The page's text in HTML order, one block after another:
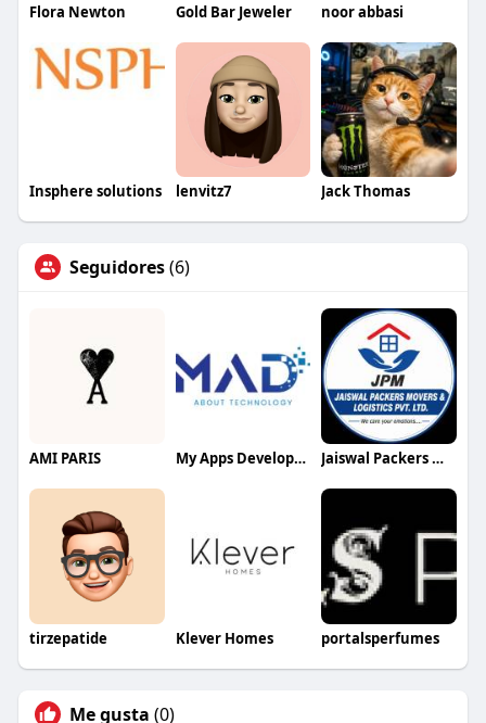
Flora Newton Gold Bar Jeweler noor abbasi
Insphere solutions lenvitz7 Jack Thomas
Seguidores(6)
AMI PARIS My Apps Development Jaiswal Packers Movers
tirzepatide Klever Homes portalsperfumes
Me gusta (0)